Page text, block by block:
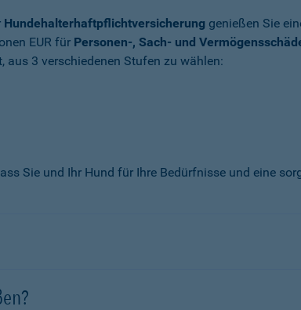
Hundehalterhaftpflichtversicherung genießen Sie
EUR für Personen-, Sach- und
aus 3 verschiedenen Stufen zu wählen:
Sie und Ihr Hund für Ihre Bedürfnisse und eine